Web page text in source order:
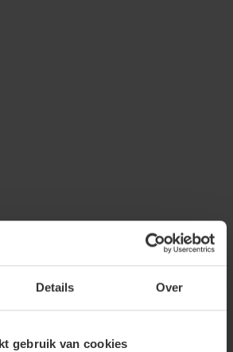
Details Over
gebruik van cookies